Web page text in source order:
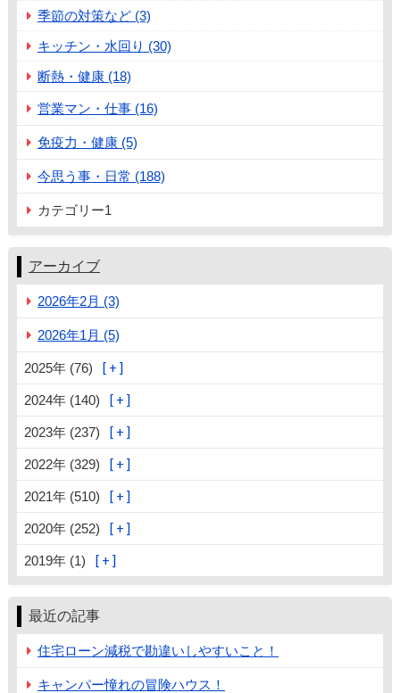
季節の対策など (3)
キッチン・水回り (30)
断熱・健康 (18)
営業マン・仕事 (16)
免疫力・健康 (5)
今思う事・日常 (188)
カテゴリー1
アーカイブ
2026年2月 (3)
2026年1月 (5)
2025年 (76)
2024年 (140)
2023年 (237)
2022年 (329)
2021年 (510)
2020年 (252)
2019年 (1)
最近の記事
住宅ローン減税で勘違いしやすいこと！
キャンパー憧れの冒険ハウス！